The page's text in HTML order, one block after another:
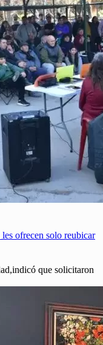
ofrecen solo reubicar
que solicitaron